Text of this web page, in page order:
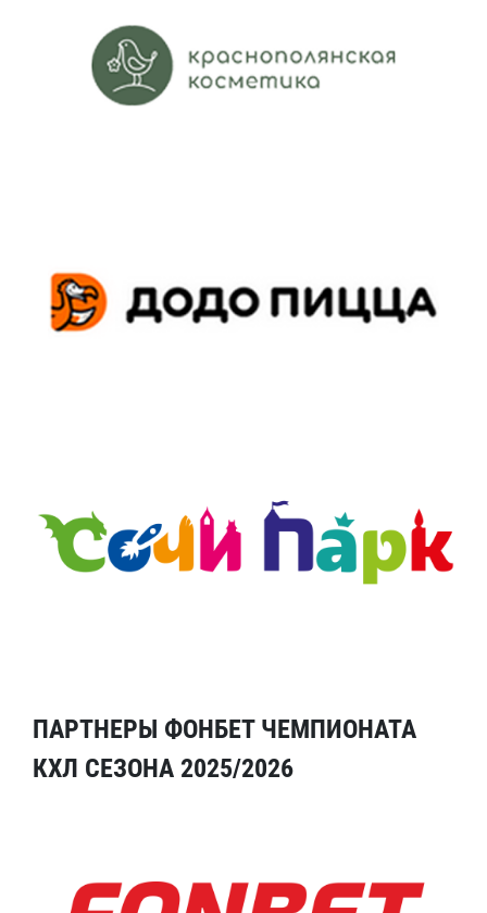
ПАРТНЕРЫ ФОНБЕТ ЧЕМПИОНАТА
КХЛ СЕЗОНА 2025/2026